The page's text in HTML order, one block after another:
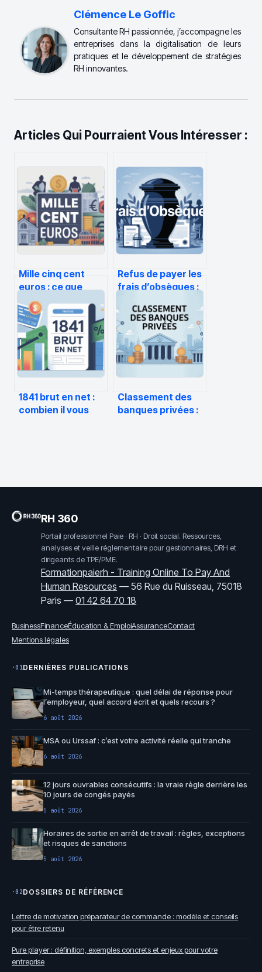
Clémence Le Goffic
Consultante RH passionnée, j’accompagne les
entreprises dans la digitalisation de leurs
pratiques et le développement de stratégies
RH innovantes.
Articles Qui Pourraient Vous Intéresser :
Mille cinq cent
euros : ce que
cette somme
représente
vraiment
aujourd’hui
Refus de payer les
frais d’obsèques :
solutions légales
1841 brut en net :
combien il vous
Classement des
banques privées :
RH 360
Portail professionnel Paie · RH · Droit social. Ressources,
analyses et veille réglementaire pour gestionnaires, DRH et
dirigeants de TPE/PME.
Formationpaierh - Training Online To Pay And
Human Resources —56 Rue du Ruisseau, 75018
Paris —01 42 64 70 18
BusinessFinanceÉducation & EmploiAssuranceContact
Mentions légales
·01DERNIÈRES PUBLICATIONS
Mi-temps thérapeutique : quel délai de réponse pour
l’employeur, quel accord écrit et quels recours ?
6 août 2026
MSA ou Urssaf : c’est votre activité réelle qui tranche
6 août 2026
12 jours ouvrables consécutifs : la vraie règle derrière les
10 jours de congés payés
5 août 2026
Horaires de sortie en arrêt de travail : règles, exceptions
et risques de sanctions
5 août 2026
·02DOSSIERS DE RÉFÉRENCE
Lettre de motivation préparateur de commande : modèle et conseils
pour être retenu
Pure player : définition, exemples concrets et enjeux pour votre
entreprise